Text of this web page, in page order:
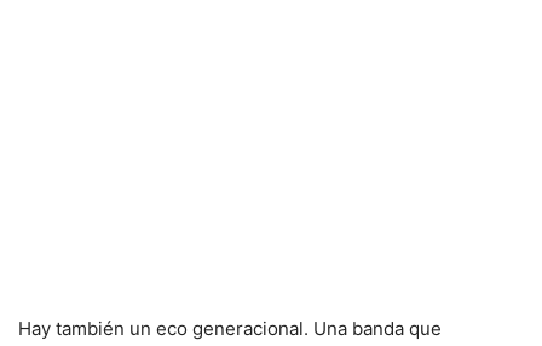
Hay también un eco generacional. Una banda que